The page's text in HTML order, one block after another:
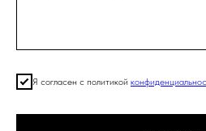
Я согласен с политикой